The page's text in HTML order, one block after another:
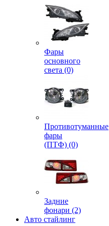
Фары
основного
света (0)
Противотуманные
фары
(ПТФ) (0)
Задние
фонари (2)
Авто стайлинг